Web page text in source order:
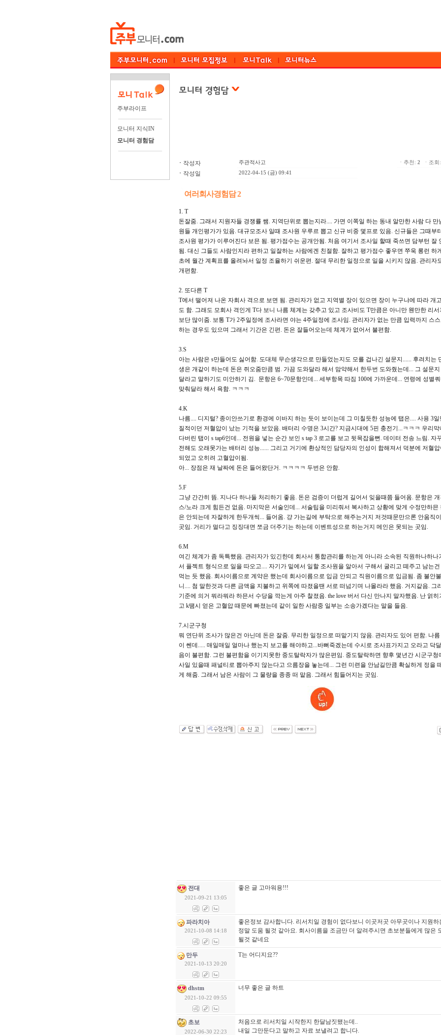
주부라이프
모니터 지식IN
모니터 경험담
ㆍ 작성자 주관적사고
ㆍ 작성일 2022-04-15 (금) 09:41
ㆍ추천: 2 ㆍ조회
여러회사경험담 2
1. T
돈잘줌. 그래서 지원자들 경쟁률 쌤. 지역단위로 뽑는지라.... 가면 이쪽일 하는 동내 알만한 사람 다 만
원들 개인평가가 있음. 대규모조사 일때 조사원 우루르 뽑고 신규 비중 몇프로 있음. 신규들은 그때부
조사원 평가가 이루어진다 보믄 됨. 평가점수는 공개안됨. 처음 여기서 조사일 할때 죽쓰면 담부턴 잘
됨. 대신 그들도 사람인지라 편하고 일잘하는 사람에겐 친절함. 잘하고 평가점수 좋우면 쭈욱 롱런 하
초에 월간 계획표를 올려놔서 일정 조율하기 쉬운편. 절대 무리한 일정으로 일을 시키지 않음. 관리자
개편함.
2. 또다른 T
T에서 떨어져 나온 자회사 격으로 보면 됨. 관리자가 없고 지역별 장이 있으면 장이 누구냐에 따라 개
도 함. 그래도 모회사 격인게 T다 보니 나름 체계는 갖추고 있고 조사비도 T만큼은 아니만 웬만한 리서
보단 많이줌. 보통 T가 2주일정에 조사라면 야는 4주일정에 조사임. 관리자가 없는 만큼 입력까지 스
하는 경우도 있으며 그래서 기간은 긴편. 돈은 잘들어오는데 체계가 없어서 불편함.
3.S
아는 사람은 s만들어도 싫어함. 도대체 무슨생각으로 만들었는지도 모를 겁나긴 설문지...... 후려치는
생은 개같이 하는데 돈은 쥐오줌만큼 범. 가끔 도와달라 해서 맘약해서 한두번 도와줬는데... 그 설문지
달라고 말하기도 미안하기 김. 문항은 6~70문항인데... 세부항목 따짐 100에 가까운데... 연령에 성별쿼
맞춰달라 해서 욕함. ㅋㅋㅋ
4.K
나름.... 디지털? 종이안쓰기로 환경에 이바지 하는 듯이 보이는데 그 미칠듯한 성능에 탭은.... 사용 3일
질적이던 저혈압이 났는 기적을 보았음. 배터리 수명은 3시간? 지금시대에 5핀 충전기...ㅋㅋㅋ 우리막
다버린 탭이 s tap6인데... 전원을 넣는 순간 보인 s tap 3 로고를 보고 뒷목잡을뻔. 데이터 전송 느림. 자
전해도 오래못가는 배터리 성능...... 그리고 거기에 환상적인 담당자의 인성이 합해져서 덕분에 저혈압
되었고 오히려 고혈압이됨.
아... 장점은 재 날짜에 돈은 들어왔단거. ㅋㅋㅋㅋ 두번은 안함.
5.F
그냥 간간히 뜸. 지나다 하나둘 처리하기 좋음. 돈은 검증이 더럽게 길어서 잊을때쯤 들어옴. 문항은 개
스/노라 크게 힘든건 없음. 마지막은 서술인데... 서술팁을 미리줘서 복사하고 상황에 맞게 수정만하믄
은 안되는데 자잘하게 한두개씩... 들어옴. 걍 가는길에 부탁으로 해주는거지 저것때문만으론 안움직
곳임. 거리가 멀다고 징징대면 쪼금 더주기는 하는데 이벤트성으로 하는거지 메인은 못되는 곳임.
6.M
여긴 체계가 좀 독특했음. 관리자가 있긴한데 회사서 통합관리를 하는게 아니라 소속된 직원하나하나
서 플젝트 형식으로 일을 따오고.... 자기가 밑에서 일할 조사원을 알아서 구해서 굴리고 떼주고 남는
먹는 듯 했음. 회사이름으로 계약은 했는데 회사이름으로 입금 안되고 직원이름으로 입금됨. 좀 불안
니.... 첨 말한것과 다른 금액을 지불하고 위쪽에 따졌을땐 서로 떠넘기며 나몰라라 했음. 거지같음. 그
기준에 의거 뭐라뭐라 하믄서 수당을 깍는게 아주 찰졌음. the love 버서 다신 만나지 말자했음. 난 얽히
고 k땜시 얻은 고혈압 때문에 빠졌는데 같이 일한 사람중 일부는 소송가겠다는 말을 들음.
7.시군구청
뭐 연단위 조사가 많은건 아닌데 돈은 잘줌. 무리한 일정으로 떠맡기지 않음. 관리자도 있어 편함. 나름
이 쎈데..... 매일매일 얼마나 했는지 보고를 해야하고...바뻐죽겠는데 수시로 조사표가지고 오라고 닥
음이 불편함. 그런 불편함을 이기지못한 중도탈락자가 많은편임. 중도탈락하면 향후 몇년간 시군구청
사일 있을때 패널티로 뽑아주지 않는다고 으름장을 놓는데... 그런 미련을 안남길만큼 확실하게 정을
게 해줌. 그래서 남은 사람이 그 물량을 종종 떠 맡음. 그래서 힘들어지는 곳임.
전대
2021-09-21 13:05
좋은 글 고마워용!!!
파라치아
2021-10-08 14:18
좋은정보 감사합니다. 리서치일 경험이 없다보니 이곳저곳 아무곳이나 지원하
정말 도움 될것 같아요. 회사이름을 조금만 더 알려주시면 초보분들에게 많은
될것 같네요
만두
2021-10-13 20:20
T는 어디지요??
dhstm
2021-10-22 09:55
너무 좋은 글 하트
초보
2022-06-30 22:23
처음으로 리서치일 시작한지 한달남짓됐는데..
내일 그만둔다고 말하고 자료 보낼려고 합니다.